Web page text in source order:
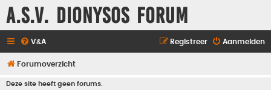
A.S.V. Dionysos Forum
V&A Aanmelden
Registreer
Forumoverzicht
Deze site heeft geen forums.